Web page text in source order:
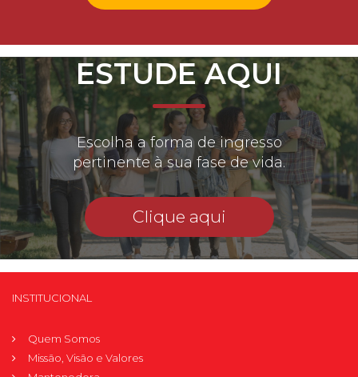
ESTUDE AQUI
Escolha a forma de ingresso
pertinente à sua fase de vida.
Clique aqui
INSTITUCIONAL
Quem Somos
Missão, Visão e Valores